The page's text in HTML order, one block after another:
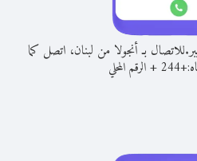
للاتصال بـ أنجولا من لبنان، اتصل كما
+
244
+الرقم المحلي